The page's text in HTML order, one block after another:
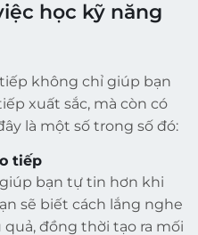
học kỹ năng
không chỉ giúp bạn
xuất sắc, mà còn có
là một số trong số đó:
tiếp
bạn tự tin hơn khi
sẽ biết cách lắng nghe
đồng thời tạo ra mối